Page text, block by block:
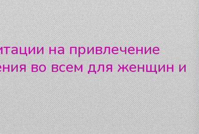
на привлечение
во всем для женщин и